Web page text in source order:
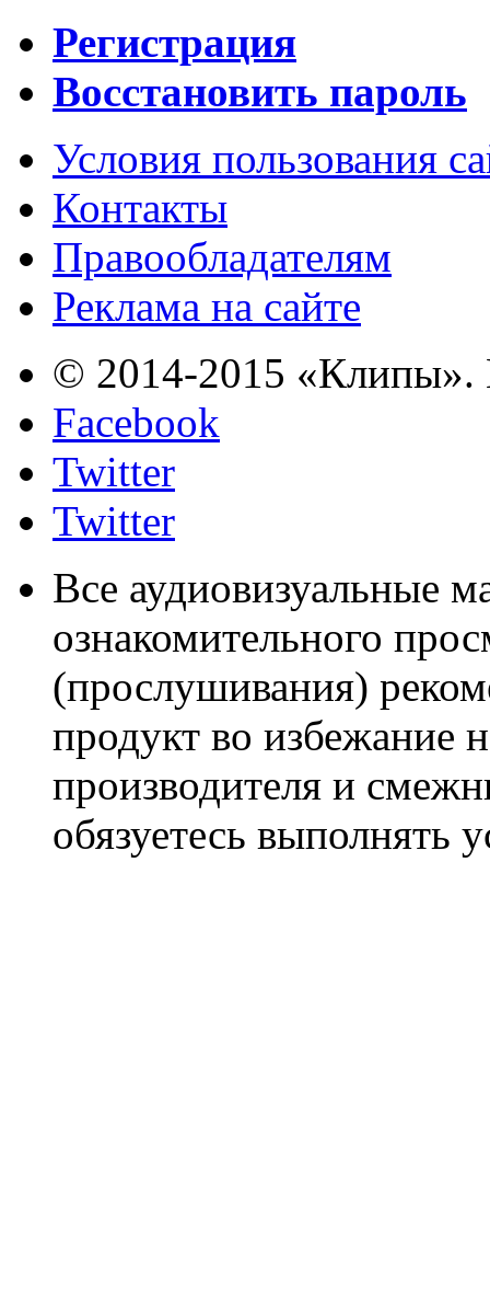
Регистрация
Восстановить пароль
Условия пользования
Контакты
Правообладателям
Реклама на сайте
© 2014-2015 «Клипы».
Facebook
Twitter
Twitter
Все аудиовизуальные
ознакомительного
(прослушивания)
продукт во избежание
производителя и
обязуетесь выполнять